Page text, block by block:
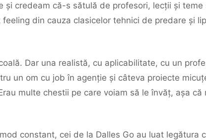
credeam că-s sătulă de profesori, lecții și teme
din cauza clasicelor tehnici de predare și
Dar una realistă, cu aplicabilitate, cu un
un om cu job în agenție și câteva proiecte
multe chestii pe care voiam să le învăț, așa că
constant, cei de la Dalles Go au luat legătura